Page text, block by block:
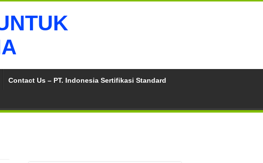
Contact Us – PT. Indonesia Sertifikasi Standard